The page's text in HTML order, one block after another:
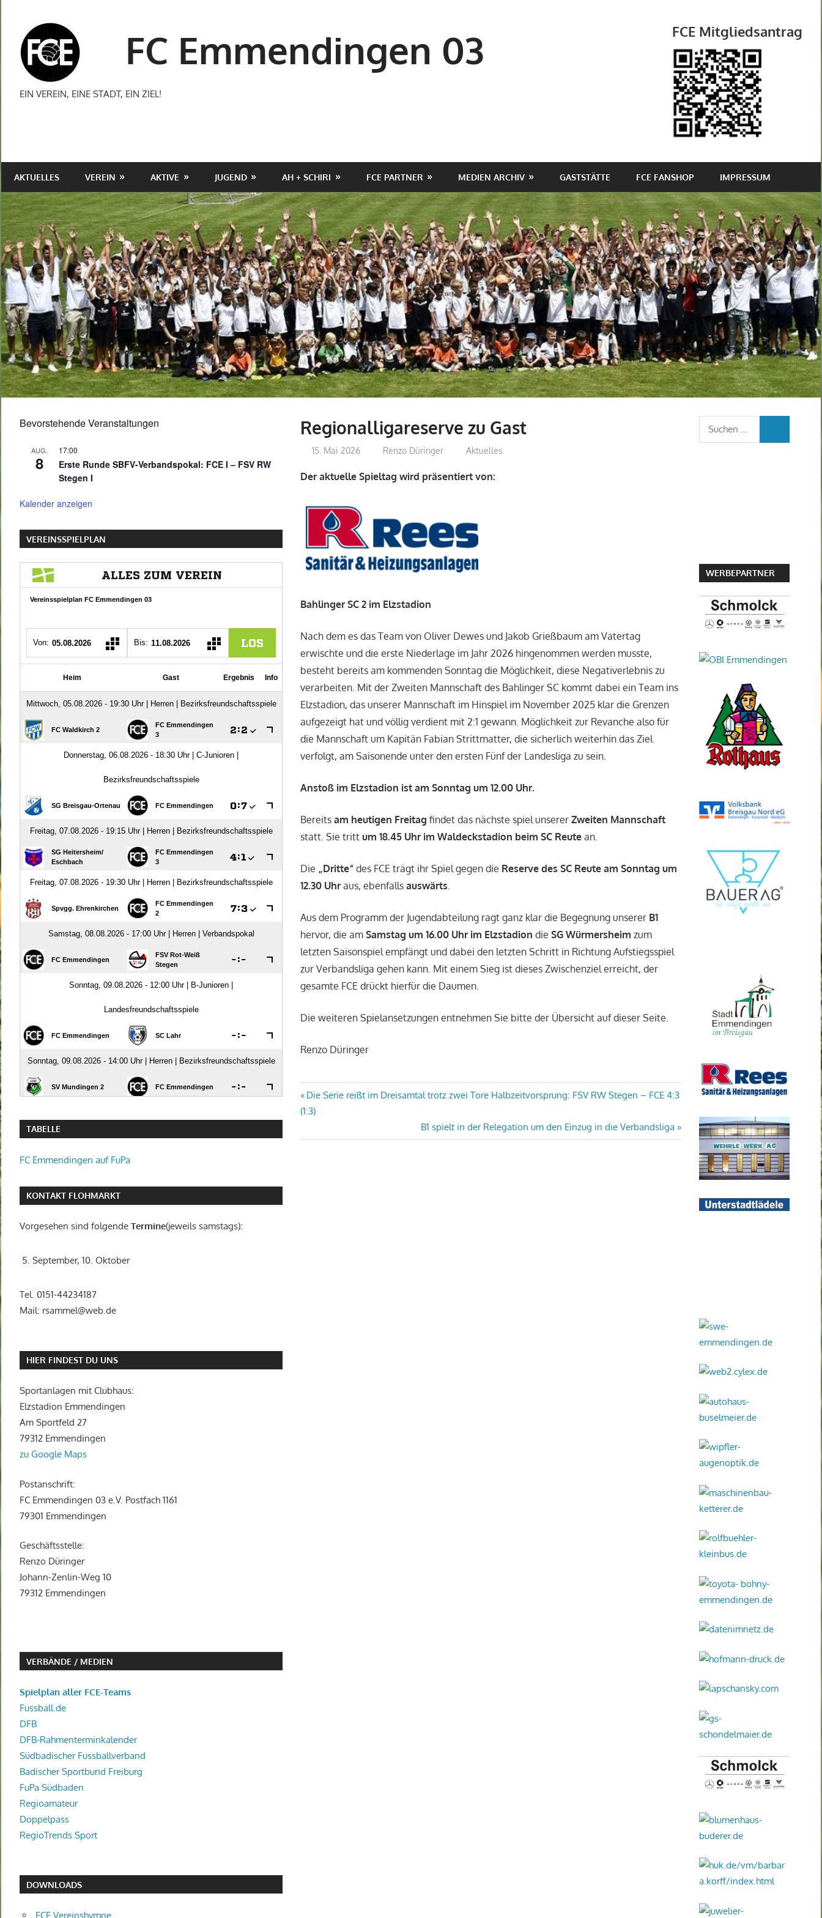
springen
FC Emmendingen 03
EIN VEREIN, EINE STADT, EIN ZIEL!
FCE Mitgliedsantrag
AKTUELLES VEREIN AKTIVE JUGEND AH + SCHIRI FCE PARTNER MEDIEN ARCHIV GASTSTÄTTE FCE FANSHOP IMPRESSUM
Regionalligareserve zu Gast
15. Mai 2026 Renzo Düringer Aktuelles
Der aktuelle Spieltag wird präsentiert von:
Bahlinger SC 2 im Elzstadion
Nach dem es das Team von Oliver Dewes und Jakob Grießbaum am Vatertag
erwischte und die erste Niederlage im Jahr 2026 hingenommen werden musste,
besteht bereits am kommenden Sonntag die Möglichkeit, diese Negativerlebnis zu
verarbeiten. Mit der Zweiten Mannschaft des Bahlinger SC kommt dabei ein Team ins
Elzstadion, das unserer Mannschaft im Hinspiel im November 2025 klar die Grenzen
aufgezeigt hat und völlig verdient mit 2:1 gewann. Möglichkeit zur Revanche also für
die Mannschaft um Kapitän Fabian Strittmatter, die sicherlich weiterhin das Ziel
verfolgt, am Saisonende unter den ersten Fünf der Landesliga zu sein.
Anstoß im Elzstadion ist am Sonntag um 12.00 Uhr.
Bereits am heutigen Freitag findet das nächste spiel unserer Zweiten Mannschaft
statt. Sie tritt um 18.45 Uhr im Waldeckstadion beim SC Reute an.
Die „Dritte“ des FCE trägt ihr Spiel gegen die Reserve des SC Reute am Sonntag um
12.30 Uhr aus, ebenfalls auswärts.
Aus dem Programm der Jugendabteilung ragt ganz klar die Begegnung unserer B1
hervor, die am Samstag um 16.00 Uhr im Elzstadion die SG Würmersheim zum
letzten Saisonspiel empfängt und dabei den letzten Schritt in Richtung Aufstiegsspiel
zur Verbandsliga gehen kann. Mit einem Sieg ist dieses Zwischenziel erreicht, der
gesamte FCE drückt hierfür die Daumen.
Die weiteren Spielansetzungen entnehmen Sie bitte der Übersicht auf dieser Seite.
Renzo Düringer
Beitragsnavigation
Vorheriger
Beitrag:
Die Serie reißt im Dreisamtal trotz zwei Tore Halbzeitvorsprung: FSV RW Stegen – FCE 4:3
(1:3)
Nächster
Beitrag:
B1 spielt in der Relegation um den Einzug in die Verbandsliga
Bevorstehende Veranstaltungen
AUG.
8
17:00
Erste Runde SBFV-Verbandspokal: FCE I – FSV RW
Stegen I
Kalender anzeigen
VEREINSSPIELPLAN
TABELLE
FC Emmendingen auf FuPa
KONTAKT FLOHMARKT
Vorgesehen sind folgende Termine(jeweils samstags):
5. September, 10. Oktober
Tel. 0151-44234187
Mail: rsammel@web.de
HIER FINDEST DU UNS
Sportanlagen mit Clubhaus:
Elzstadion Emmendingen
Am Sportfeld 27
79312 Emmendingen
zu Google Maps
Postanschrift:
FC Emmendingen 03 e.V. Postfach 1161
79301 Emmendingen
Geschäftsstelle:
Renzo Düringer
Johann-Zenlin-Weg 10
79312 Emmendingen
VERBÄNDE / MEDIEN
Spielplan aller FCE-Teams
Fussball.de
DFB
DFB-Rahmenterminkalender
Südbadischer Fussballverband
Badischer Sportbund Freiburg
FuPa Südbaden
Regioamateur
Doppelpass
RegioTrends Sport
DOWNLOADS
FCE Vereinshymne
Suchen
WERBEPARTNER